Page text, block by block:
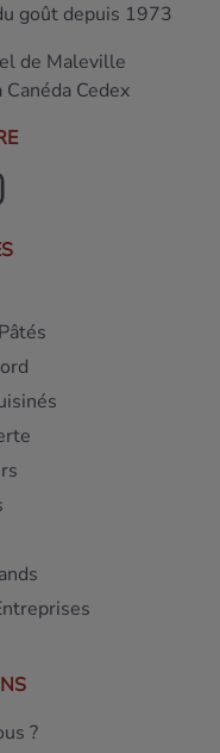
goût depuis 1973
de Maleville
Cedex
?